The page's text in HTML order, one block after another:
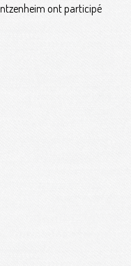
ont participé